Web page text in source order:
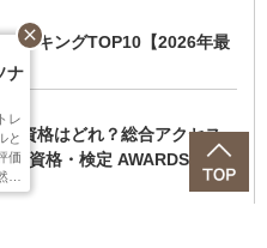
ンキングTOP10【2026年最
資格はどれ？総合アクセス
資格・検定 AWARDS 202
ナ
レ
と
価
close